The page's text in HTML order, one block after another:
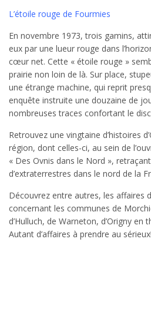
L’étoile rouge de Fourmies
En novembre 1973, trois gamins,
eux par une lueur rouge dans
cœur net. Cette « étoile rouge »
prairie non loin de là. Sur place,
une étrange machine, qui reprit
enquête instruite une douzaine de
nombreuses traces confortant le
Retrouvez une vingtaine d’histoires
région, dont celles-ci, au sein de
« Des Ovnis dans le Nord »,
d’extraterrestres dans le nord de la
Découvrez entre autres, les affaires
concernant les communes de
d’Hulluch, de Warneton, d’Origny en
Autant d’affaires à prendre au sérieux!